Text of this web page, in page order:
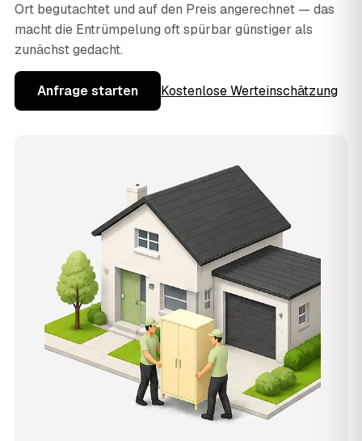
Ort begutachtet und auf den Preis angerechnet — das
macht die Entrümpelung oft spürbar günstiger als
zunächst gedacht.
Anfrage starten Kostenlose Werteinschätzung